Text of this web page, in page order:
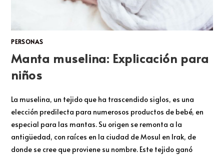
PERSONAS
Manta muselina: Explicación para
niños
La muselina, un tejido que ha trascendido siglos, es una
elección predilecta para numerosos productos de bebé, en
especial para las mantas. Su origen se remonta a la
antigüedad, con raíces en la ciudad de Mosul en Irak, de
donde se cree que proviene su nombre. Este tejido ganó